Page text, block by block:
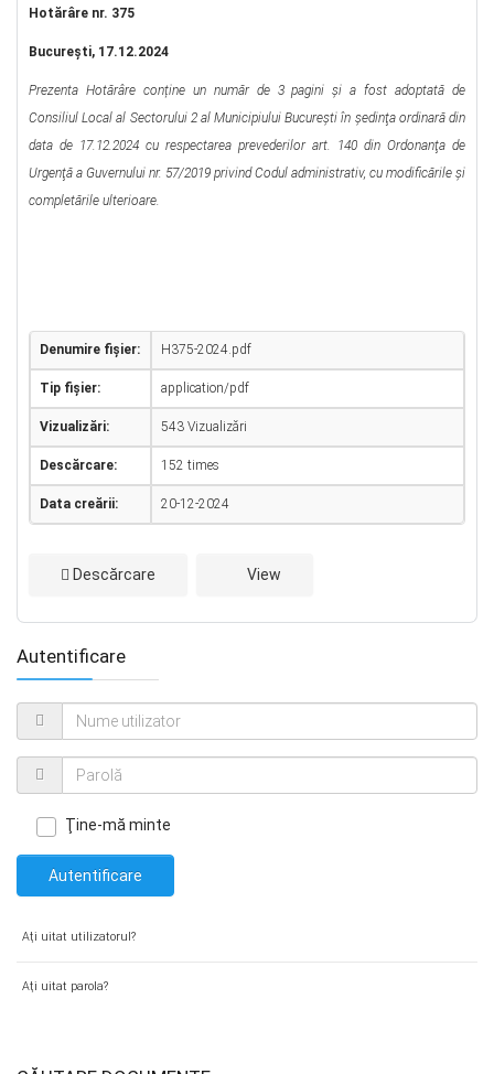
Hotărâre nr. 375
Bucureşti, 17.12.2024
Prezenta Hotărâre conține un număr de 3 pagini şi a fost adoptată de
Consiliul Local al Sectorului 2 al Municipiului Bucureşti în şedinţa ordinară din
data de 17.12.2024 cu respectarea prevederilor art. 140 din Ordonanţa de
Urgenţă a Guvernului nr. 57/2019 privind Codul administrativ, cu modificările şi
completările ulterioare.
Denumire fișier: H375-2024.pdf
Tip fișier: application/pdf
Vizualizări: 543 Vizualizări
Descărcare: 152 times
Data creării: 20-12-2024
Descărcare View
Autentificare
Ţine-mă minte
Autentificare
Aţi uitat utilizatorul?
Aţi uitat parola?